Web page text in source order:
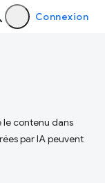
Connexion
contenu dans
par IA peuvent